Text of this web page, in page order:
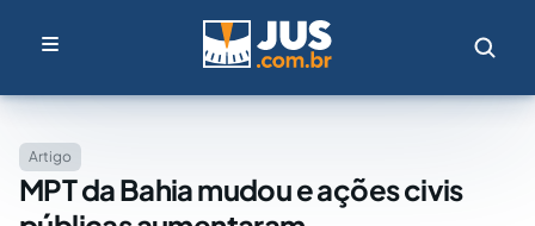
Artigo
MPT da Bahia mudou e ações civis